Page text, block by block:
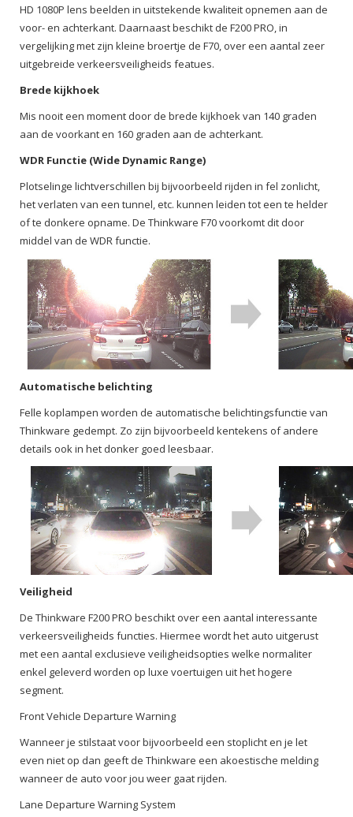
HD 1080P lens beelden in uitstekende kwaliteit opnemen aan de
voor- en achterkant. Daarnaast beschikt de F200 PRO, in
vergelijking met zijn kleine broertje de F70, over een aantal zeer
uitgebreide verkeersveiligheids featues.
Brede kijkhoek
Mis nooit een moment door de brede kijkhoek van 140 graden
aan de voorkant en 160 graden aan de achterkant.
WDR Functie (Wide Dynamic Range)
Plotselinge lichtverschillen bij bijvoorbeeld rijden in fel zonlicht,
het verlaten van een tunnel, etc. kunnen leiden tot een te helder
of te donkere opname. De Thinkware F70 voorkomt dit door
middel van de WDR functie.
Automatische belichting
Felle koplampen worden de automatische belichtingsfunctie van
Thinkware gedempt. Zo zijn bijvoorbeeld kentekens of andere
details ook in het donker goed leesbaar.
Veiligheid
De Thinkware F200 PRO beschikt over een aantal interessante
verkeersveiligheids functies. Hiermee wordt het auto uitgerust
met een aantal exclusieve veiligheidsopties welke normaliter
enkel geleverd worden op luxe voertuigen uit het hogere
segment.
Front Vehicle Departure Warning
Wanneer je stilstaat voor bijvoorbeeld een stoplicht en je let
even niet op dan geeft de Thinkware een akoestische melding
wanneer de auto voor jou weer gaat rijden.
Lane Departure Warning System